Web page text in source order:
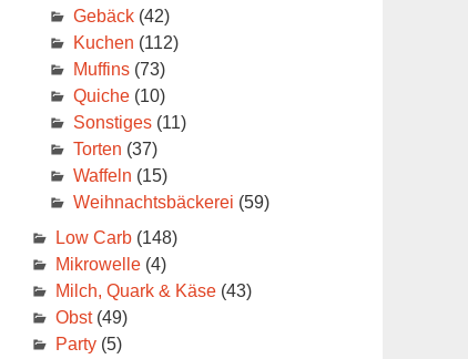
Gebäck(42)
Kuchen (112)
Muffins(73)
Quiche(10)
Sonstiges(11)
Torten (37)
Waffeln (15)
Weihnachtsbäckerei (59)
Low Carb(148)
Mikrowelle(4)
Milch, Quark & Käse(43)
Obst(49)
Party(5)